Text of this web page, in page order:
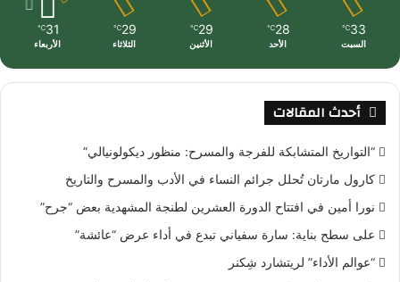
33
℃
السبت
28
℃
الأحد
29
℃
الأثنين
29
℃
الثلاثاء
31
℃
الأربعاء
أحدث المقالات
“التواريخ المتشابكة للفرجة والمسرح: منظور ديكولونيالي”
كارول مارتان تُحلل جرائم النساء في الأدب والمسرح والتاريخ
نورا أمين في افتتاح الدورة العشرين لطنجة المشهدية بعض “جرح”
على سطح بناية: سارة سفياني تبدع في أداء عرض “عائشة”
“عوالم الأداء” لريتشارد شِكنر